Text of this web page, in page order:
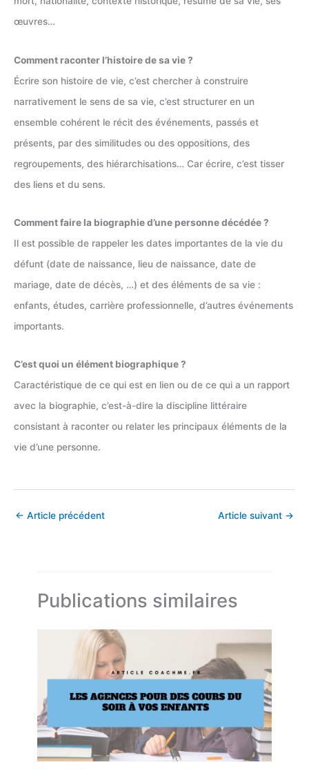
œuvres…
Comment raconter l’histoire de sa vie ?
Écrire son histoire de vie, c’est chercher à construire
narrativement le sens de sa vie, c’est structurer en un
ensemble cohérent le récit des événements, passés et
présents, par des similitudes ou des oppositions, des
regroupements, des hiérarchisations… Car écrire, c’est tisser
des liens et du sens.
Comment faire la biographie d’une personne décédée ?
Il est possible de rappeler les dates importantes de la vie du
défunt (date de naissance, lieu de naissance, date de
mariage, date de décès, …) et des éléments de sa vie :
enfants, études, carrière professionnelle, d’autres événements
importants.
C’est quoi un élément biographique ?
Caractéristique de ce qui est en lien ou de ce qui a un rapport
avec la biographie, c’est-à-dire la discipline littéraire
consistant à raconter ou relater les principaux éléments de la
vie d’une personne.
← Article précédent Article suivant →
Publications similaires